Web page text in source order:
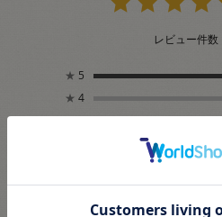
レビュー件数
★ 5
★ 4
★3